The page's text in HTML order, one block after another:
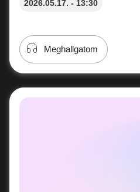
2026.05.17. - 13:30
Meghallgatom